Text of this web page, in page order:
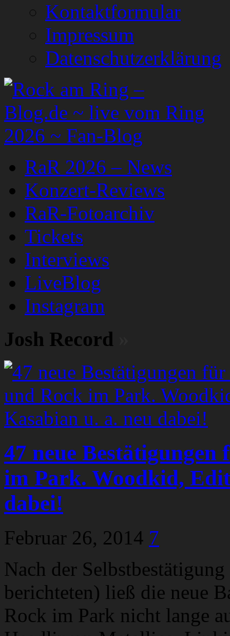
Kontaktformular
Impressum
Datenschutzerklärung
RaR 2026 – News
Konzert-Reviews
RaR-Fotoarchiv
Tickets
Interviews
LiveBlog
Instagram
Josh Record
47 neue
im Park. Woodkid,
dabei!
Februar 26, 2014 7
Nach der
berichteten) ließ die neue
Rock im Park nicht lange